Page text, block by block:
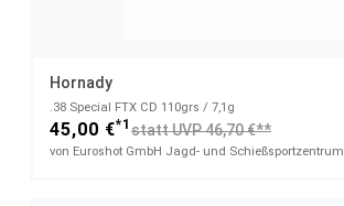
Hornady
.38 Special FTX CD 110grs / 7,1g
45,00 €*1 statt UVP 46,70 €**
von Euroshot GmbH Jagd- und Schießsportzentrum